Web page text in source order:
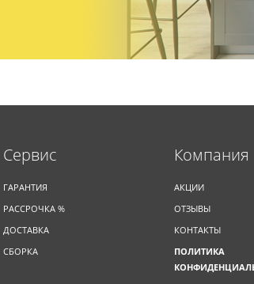
Cервис
ГАРАНТИЯ
РАССРОЧКА %
ДОСТАВКА
СБОРКА
Компания
АКЦИИ
ОТЗЫВЫ
КОНТАКТЫ
ПОЛИТИКА